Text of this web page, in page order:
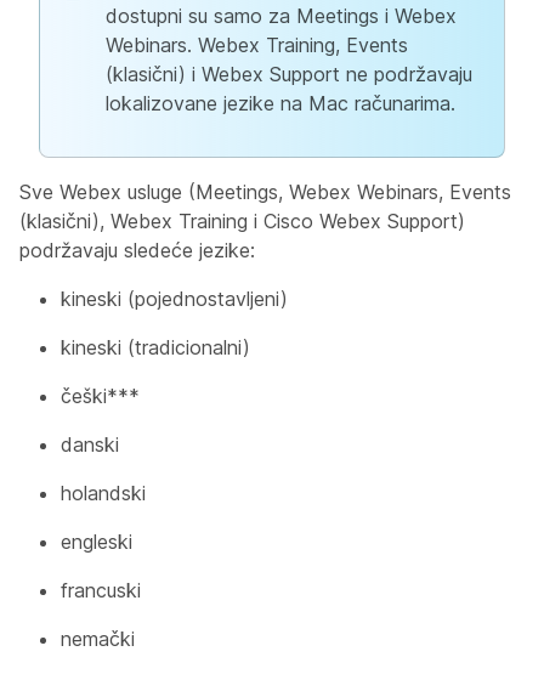
dostupni su samo za Meetings i Webex
Webinars. Webex Training, Events
(klasični) i Webex Support ne podržavaju
lokalizovane jezike na Mac računarima.
Sve Webex usluge (Meetings, Webex Webinars, Events
(klasični), Webex Training i Cisco Webex Support)
podržavaju sledeće jezike:
kineski (pojednostavljeni)
kineski (tradicionalni)
češki***
danski
holandski
engleski
francuski
nemački